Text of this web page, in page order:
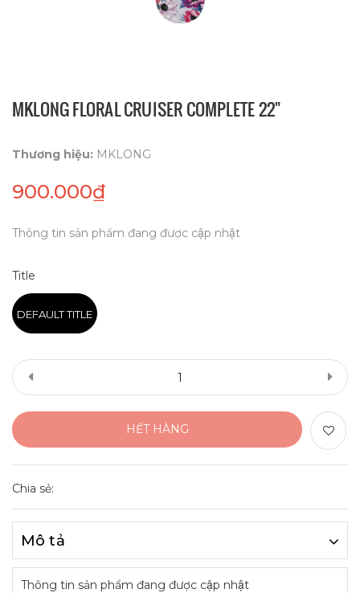
MKLONG FLORAL CRUISER COMPLETE 22"
Thương hiệu: MKLONG
900.000₫
Thông tin sản phẩm đang được cập nhật
Title
DEFAULT TITLE
HẾT HÀNG
Chia sẻ:
Mô tả
Thông tin sản phẩm đang được cập nhật